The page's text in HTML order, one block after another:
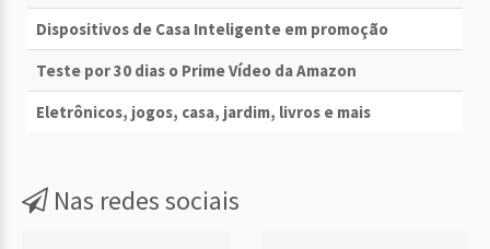
Dispositivos de Casa Inteligente em promoção
Teste por 30 dias o Prime Vídeo da Amazon
Eletrônicos, jogos, casa, jardim, livros e mais
Nas redes sociais